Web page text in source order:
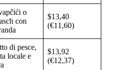
o
con
$13,40
(€11,60)
di pesce,
locale e
$13,92
(€12,37)